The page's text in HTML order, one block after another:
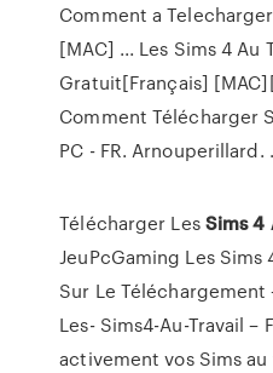
Comment a
[MAC] ... Les Sims 4 Au
Gratuit[Français]
Comment Télécharger
PC - FR. Arnouperillard.
Télécharger LesSims4
JeuPcGaming Les
Sur Le Téléchargement
Les- Sims4-Au-Travail
activement vos Sims